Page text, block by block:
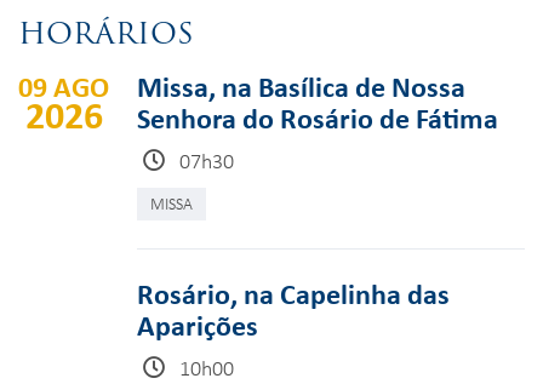
HORÁRIOS
09 AGO
2026
Missa, na Basílica de Nossa
Senhora do Rosário de Fátima
07h30
MISSA
Rosário, na Capelinha das
Aparições
10h00